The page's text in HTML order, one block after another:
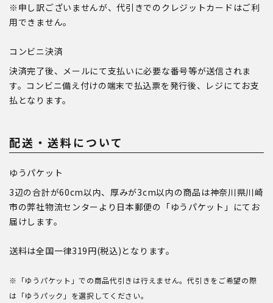
※申し訳ございませんが、代引きでのクレジットカードはご利
用できません。
コンビニ決済
決済完了後、メールにて支払いに必要な番号等が送信されま
す。コンビニ備え付けの端末で払込票を発行後、レジにてお支
払となります。
配送・送料について
ゆうパケット
3辺の合計が60cm以内、厚みが3cm以内の商品は神奈川県川崎
市の弊社物流センターより日本郵便の「ゆうパケット」にてお
届けします。
送料は全国一律319円(税込)となります。
※「ゆうパケット」での商品代引きは行えません。代引きをご希望の際
は「ゆうパック」を選択してください。